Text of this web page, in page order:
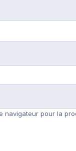
navigateur pour la